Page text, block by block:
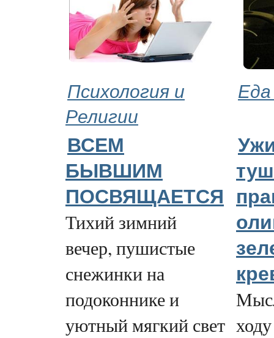
Психология и
Религии
ВСЕМ
БЫВШИМ
ПОСВЯЩАЕТСЯ
Тихий зимний
вечер, пушистые
снежинки на
подоконнике и
уютный мягкий свет